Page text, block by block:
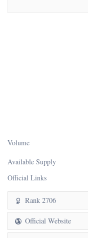
Volume
Available Supply
Official Links
Rank 2706
Official Website